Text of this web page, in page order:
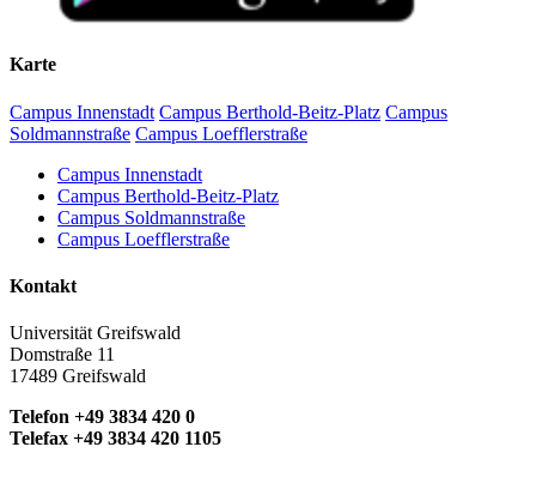
Karte
Campus Innenstadt Campus Berthold-Beitz-Platz Campus
Soldmannstraße Campus Loefflerstraße
Campus Innenstadt
Campus Berthold-Beitz-Platz
Campus Soldmannstraße
Campus Loefflerstraße
Kontakt
Universität Greifswald
Domstraße 11
17489 Greifswald
Telefon +49 3834 420 0
Telefax +49 3834 420 1105